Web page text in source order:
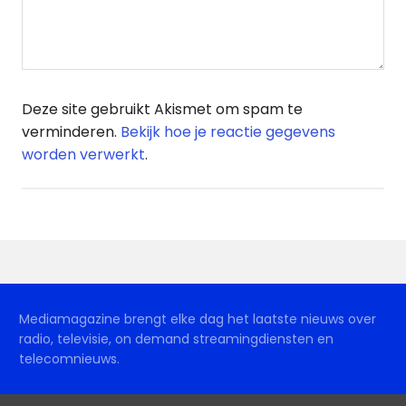
Deze site gebruikt Akismet om spam te
verminderen. Bekijk hoe je reactie gegevens
worden verwerkt.
Mediamagazine brengt elke dag het laatste nieuws over
radio, televisie, on demand streamingdiensten en
telecomnieuws.